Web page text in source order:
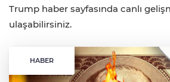
Trump haber sayfasında canlı
ulaşabilirsiniz.
HABER